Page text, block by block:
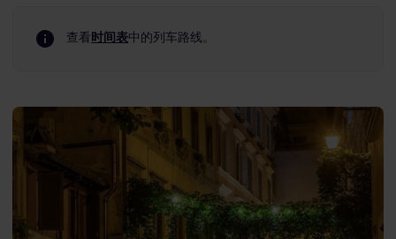
查看时间表中的列车路线。